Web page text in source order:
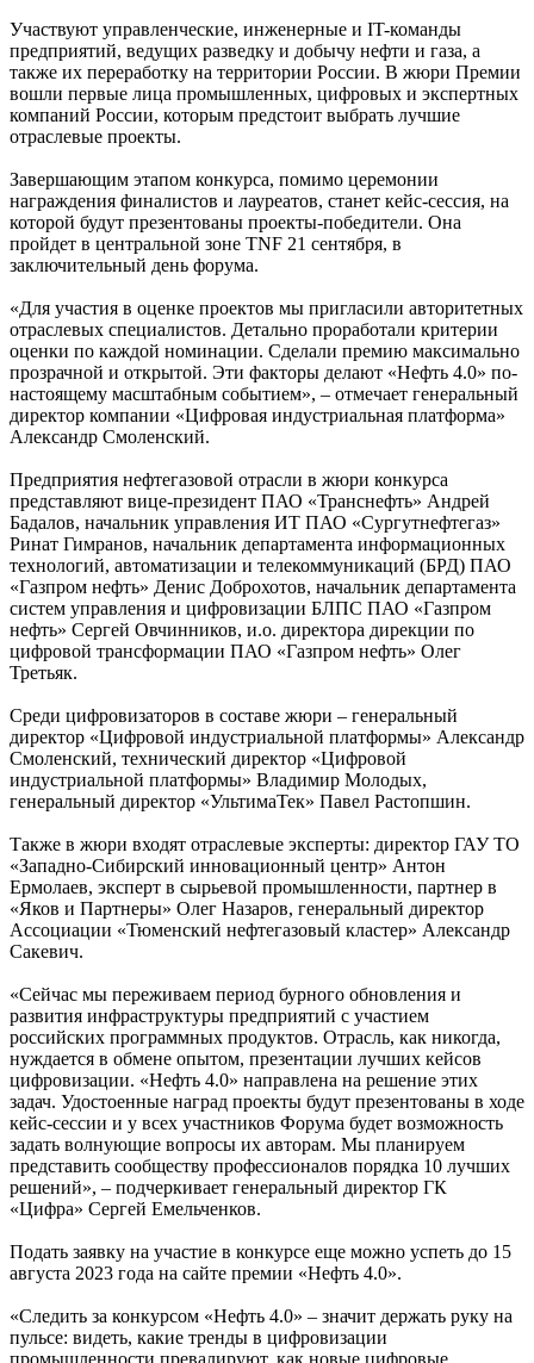
Участвуют управленческие, инженерные и IT-команды
предприятий, ведущих разведку и добычу нефти и газа, а
также их переработку на территории России. В жюри Премии
вошли первые лица промышленных, цифровых и экспертных
компаний России, которым предстоит выбрать лучшие
отраслевые проекты.
Завершающим этапом конкурса, помимо церемонии
награждения финалистов и лауреатов, станет кейс-сессия, на
которой будут презентованы проекты-победители. Она
пройдет в центральной зоне TNF 21 сентября, в
заключительный день форума.
«Для участия в оценке проектов мы пригласили авторитетных
отраслевых специалистов. Детально проработали критерии
оценки по каждой номинации. Сделали премию максимально
прозрачной и открытой. Эти факторы делают «Нефть 4.0» по-
настоящему масштабным событием», – отмечает генеральный
директор компании «Цифровая индустриальная платформа»
Александр Смоленский.
Предприятия нефтегазовой отрасли в жюри конкурса
представляют вице-президент ПАО «Транснефть» Андрей
Бадалов, начальник управления ИТ ПАО «Сургутнефтегаз»
Ринат Гимранов, начальник департамента информационных
технологий, автоматизации и телекоммуникаций (БРД) ПАО
«Газпром нефть» Денис Доброхотов, начальник департамента
систем управления и цифровизации БЛПС ПАО «Газпром
нефть» Сергей Овчинников, и.о. директора дирекции по
цифровой трансформации ПАО «Газпром нефть» Олег
Третьяк.
Среди цифровизаторов в составе жюри – генеральный
директор «Цифровой индустриальной платформы» Александр
Смоленский, технический директор «Цифровой
индустриальной платформы» Владимир Молодых,
генеральный директор «УльтимаТек» Павел Растопшин.
Также в жюри входят отраслевые эксперты: директор ГАУ ТО
«Западно-Сибирский инновационный центр» Антон
Ермолаев, эксперт в сырьевой промышленности, партнер в
«Яков и Партнеры» Олег Назаров, генеральный директор
Ассоциации «Тюменский нефтегазовый кластер» Александр
Сакевич.
«Сейчас мы переживаем период бурного обновления и
развития инфраструктуры предприятий с участием
российских программных продуктов. Отрасль, как никогда,
нуждается в обмене опытом, презентации лучших кейсов
цифровизации. «Нефть 4.0» направлена на решение этих
задач. Удостоенные наград проекты будут презентованы в ходе
кейс-сессии и у всех участников Форума будет возможность
задать волнующие вопросы их авторам. Мы планируем
представить сообществу профессионалов порядка 10 лучших
решений», – подчеркивает генеральный директор ГК
«Цифра» Сергей Емельченков.
Подать заявку на участие в конкурсе еще можно успеть до 15
августа 2023 года на сайте премии «Нефть 4.0».
«Следить за конкурсом «Нефть 4.0» – значит держать руку на
пульсе: видеть, какие тренды в цифровизации
промышленности превалируют, как новые цифровые